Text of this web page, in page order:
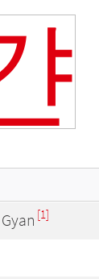
[1]